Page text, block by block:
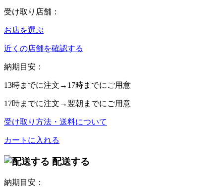
受け取り店舗：
お店を選ぶ
近くの店舗を確認する
納期目安：
13時までに注文→ 17時までにご用意
17時までに注文→ 翌朝 までにご用意
受け取り方法・送料について
カートに入れる
配送する
納期目安：